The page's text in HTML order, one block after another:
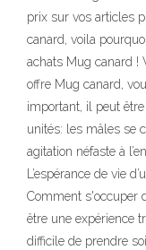
prix sur vos articles
canard, voila
achats Mug canard !
offre Mug canard,
important, il peut
unités: les mâles se
agitation néfaste à
L’espérance de vie
Comment s'occuper
être une expérience
difficile de prendre